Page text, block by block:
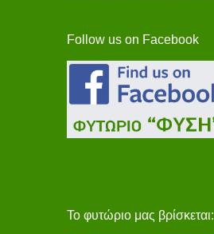
Follow us on Facebook
Το φυτώριο μας βρίσκεται: